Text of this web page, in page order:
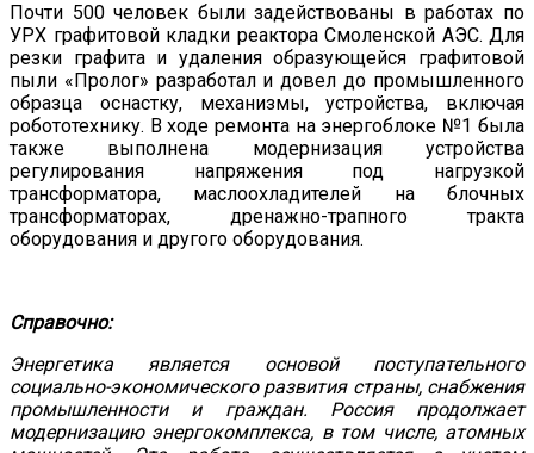
Почти 500 человек были задействованы в работах по
УРХ графитовой кладки реактора Смоленской АЭС. Для
резки графита и удаления образующейся графитовой
пыли «Пролог» разработал и довел до промышленного
образца оснастку, механизмы, устройства, включая
робототехнику. В ходе ремонта на энергоблоке №1 была
также выполнена модернизация устройства
регулирования напряжения под нагрузкой
трансформатора, маслоохладителей на блочных
трансформаторах, дренажно-трапного тракта
оборудования и другого оборудования.
Справочно:
Энергетика является основой поступательного
социально-экономического развития страны, снабжения
промышленности и граждан. Россия продолжает
модернизацию энергокомплекса, в том числе, атомных